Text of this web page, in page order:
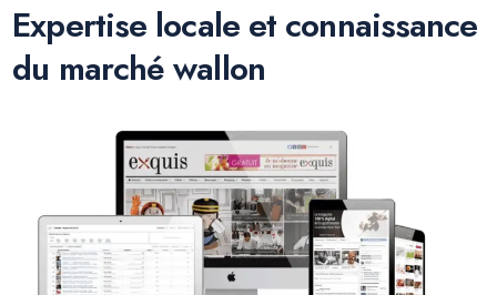
Expertise locale et connaissance
du marché wallon